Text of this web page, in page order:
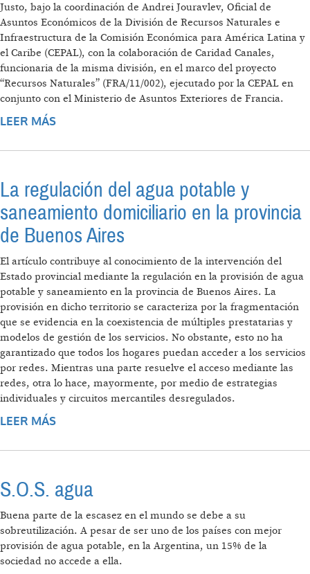
Justo, bajo la coordinación de Andrei Jouravlev, Oficial de
Asuntos Económicos de la División de Recursos Naturales e
Infraestructura de la Comisión Económica para América Latina y
el Caribe (CEPAL), con la colaboración de Caridad Canales,
funcionaria de la misma división, en el marco del proyecto
“Recursos Naturales” (FRA/11/002), ejecutado por la CEPAL en
conjunto con el Ministerio de Asuntos Exteriores de Francia.
LEER MÁS
DESARROLLO DEL MILENIO
La regulación del agua potable y
saneamiento domiciliario en la provincia
de Buenos Aires
El artículo contribuye al conocimiento de la intervención del
Estado provincial mediante la regulación en la provisión de agua
potable y saneamiento en la provincia de Buenos Aires. La
provisión en dicho territorio se caracteriza por la fragmentación
que se evidencia en la coexistencia de múltiples prestatarias y
modelos de gestión de los servicios. No obstante, esto no ha
garantizado que todos los hogares puedan acceder a los servicios
por redes. Mientras una parte resuelve el acceso mediante las
redes, otra lo hace, mayormente, por medio de estrategias
individuales y circuitos mercantiles desregulados.
LEER MÁS
PROVINCIA DE BUENOS AIRES
S.O.S. agua
Buena parte de la escasez en el mundo se debe a su
sobreutilización. A pesar de ser uno de los países con mejor
provisión de agua potable, en la Argentina, un 15% de la
sociedad no accede a ella.